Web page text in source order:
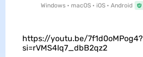
Windows • macOS • iOS • Android
https://youtu.be/7f1d0oMPog4?
si=rVMS4Iq7_dbB2qz2